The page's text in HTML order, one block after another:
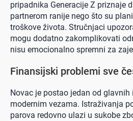
pripadnika Generacije Z priznaje
partnerom ranije nego što su
troškove života. Stručnjaci
mogu dodatno zakomplikovati
nisu emocionalno spremni za
Finansijski problemi sve
Novac je postao jedan od
modernim vezama. Istraživanja
parova redovno ulazi u sukobe